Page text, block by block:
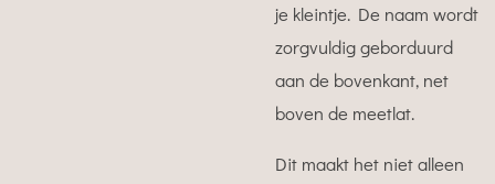
je kleintje. De naam wordt
zorgvuldig geborduurd
aan de bovenkant, net
boven de meetlat.
Dit maakt het niet alleen